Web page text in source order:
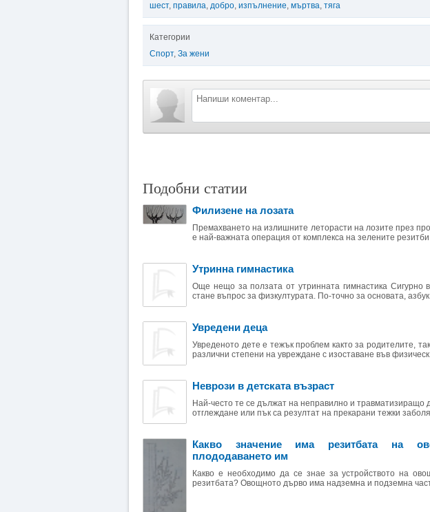
шест, правила, добро, изпълнение, мъртва, тяга
Категории
Спорт, За жени
Подобни статии
Филизене на лозата
Премахването на излишните леторасти на лозите през
е най-важната операция от комплекса на зелените резитби
Утринна гимнастика
Още нещо за ползата от утринната гимнастика Сигурно
стане въпрос за физкултурата. По-точно за основата,
Увредени деца
Увреденото дете е тежък проблем както за родителите,
различни степени на увреждане с изоставане във
Неврози в детската възраст
Най-често те се дължат на неправилно и травматизиращо
отглеждане или пък са резултат на прекарани тежки
Какво значение има резитбата на
плододаването им
Какво е необходимо да се знае за устройството на
резитбата? Овощното дърво има надземна и подземна